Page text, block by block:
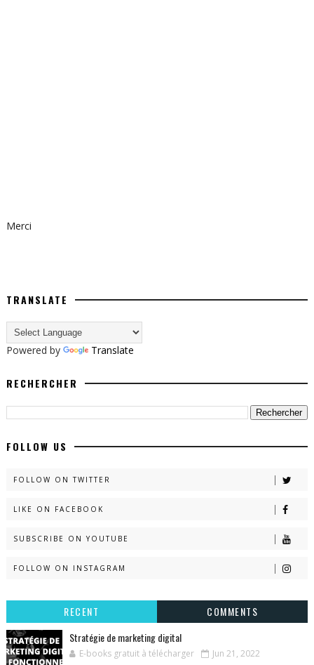
Merci
TRANSLATE
Powered by Translate
RECHERCHER
FOLLOW US
FOLLOW ON TWITTER
LIKE ON FACEBOOK
SUBSCRIBE ON YOUTUBE
FOLLOW ON INSTAGRAM
RECENT
COMMENTS
Stratégie de marketing digital
E-books gratuit à télécharger Jun 21, 2022